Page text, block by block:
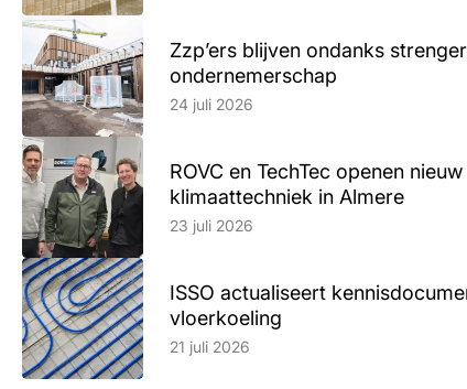
Zzp’ers blijven ondanks
ondernemerschap
Lees artikel
24 juli 2026
ROVC en TechTec openen
klimaattechniek in Almere
Lees artikel
23 juli 2026
ISSO actualiseert
vloerkoeling
Lees artikel
21 juli 2026